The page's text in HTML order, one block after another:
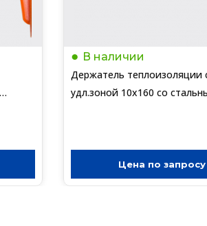
В наличии
Держатель теплоизоляции
удл.зоной 10х160 со
Цена по запросу